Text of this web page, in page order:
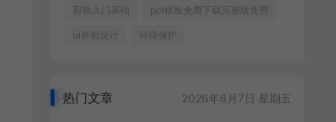
剪辑入门基础 ppt模板免费下载完整版免费
ui界面设计 环境保护
热门文章 2026年8月7日 星期五